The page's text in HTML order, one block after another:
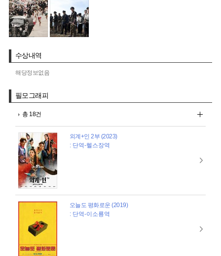
수상내역
해당정보없음
필모그래피
총 18건
외계+인 2부 (2023)
: 단역-헬스장역
오늘도 평화로운 (2019)
: 단역-이소룡역